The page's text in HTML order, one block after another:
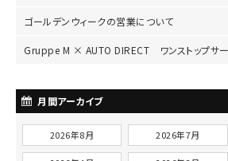
ゴールデンウィークの営業について
Gruppe M × AUTO DIRECT ワンストップサ
月間アーカイブ
2026年8月 2026年7月